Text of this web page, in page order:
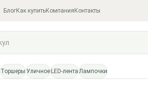
БлогКак купитьКомпания Контакты
Торшеры Уличное LED-лента Лампочки